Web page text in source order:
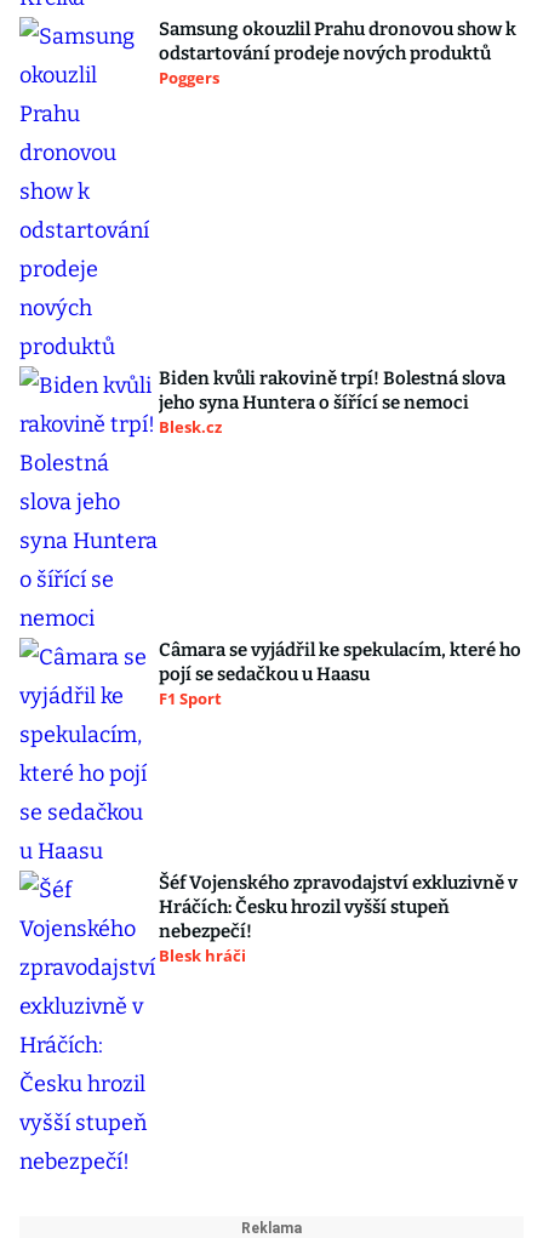
Samsung okouzlil Prahu dronovou show k
odstartování prodeje nových produktů
Poggers
Biden kvůli rakovině trpí! Bolestná slova
jeho syna Huntera o šířící se nemoci
Blesk.cz
Câmara se vyjádřil ke spekulacím, které ho
pojí se sedačkou u Haasu
F1 Sport
Šéf Vojenského zpravodajství exkluzivně v
Hráčích: Česku hrozil vyšší stupeň
nebezpečí!
Blesk hráči